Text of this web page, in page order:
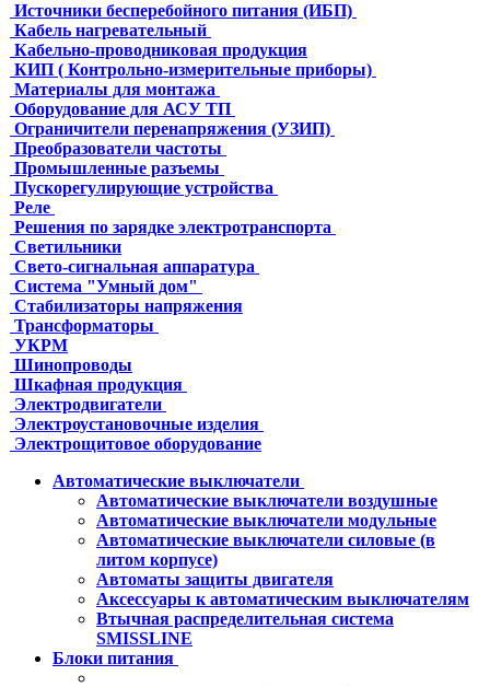
Источники бесперебойного питания (ИБП)
Кабель нагревательный
Кабельно-проводниковая продукция
КИП ( Контрольно-измерительные приборы)
Материалы для монтажа
Оборудование для АСУ ТП
Ограничители перенапряжения (УЗИП)
Преобразователи частоты
Промышленные разъемы
Пускорегулирующие устройства
Реле
Решения по зарядке электротранспорта
Светильники
Свето-сигнальная аппаратура
Система "Умный дом"
Стабилизаторы напряжения
Трансформаторы
УКРМ
Шинопроводы
Шкафная продукция
Электродвигатели
Электроустановочные изделия
Электрощитовое оборудование
Автоматические выключатели
Автоматические выключатели воздушные
Автоматические выключатели модульные
Автоматические выключатели силовые (в
литом корпусе)
Автоматы защиты двигателя
Аксессуары к автоматическим выключателям
Втычная распределительная система
SMISSLINE
Блоки питания